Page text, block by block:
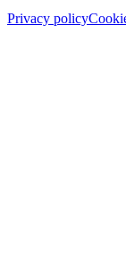
Privacy policy